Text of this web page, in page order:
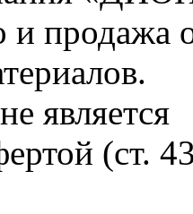
и продажа
является
(ст.